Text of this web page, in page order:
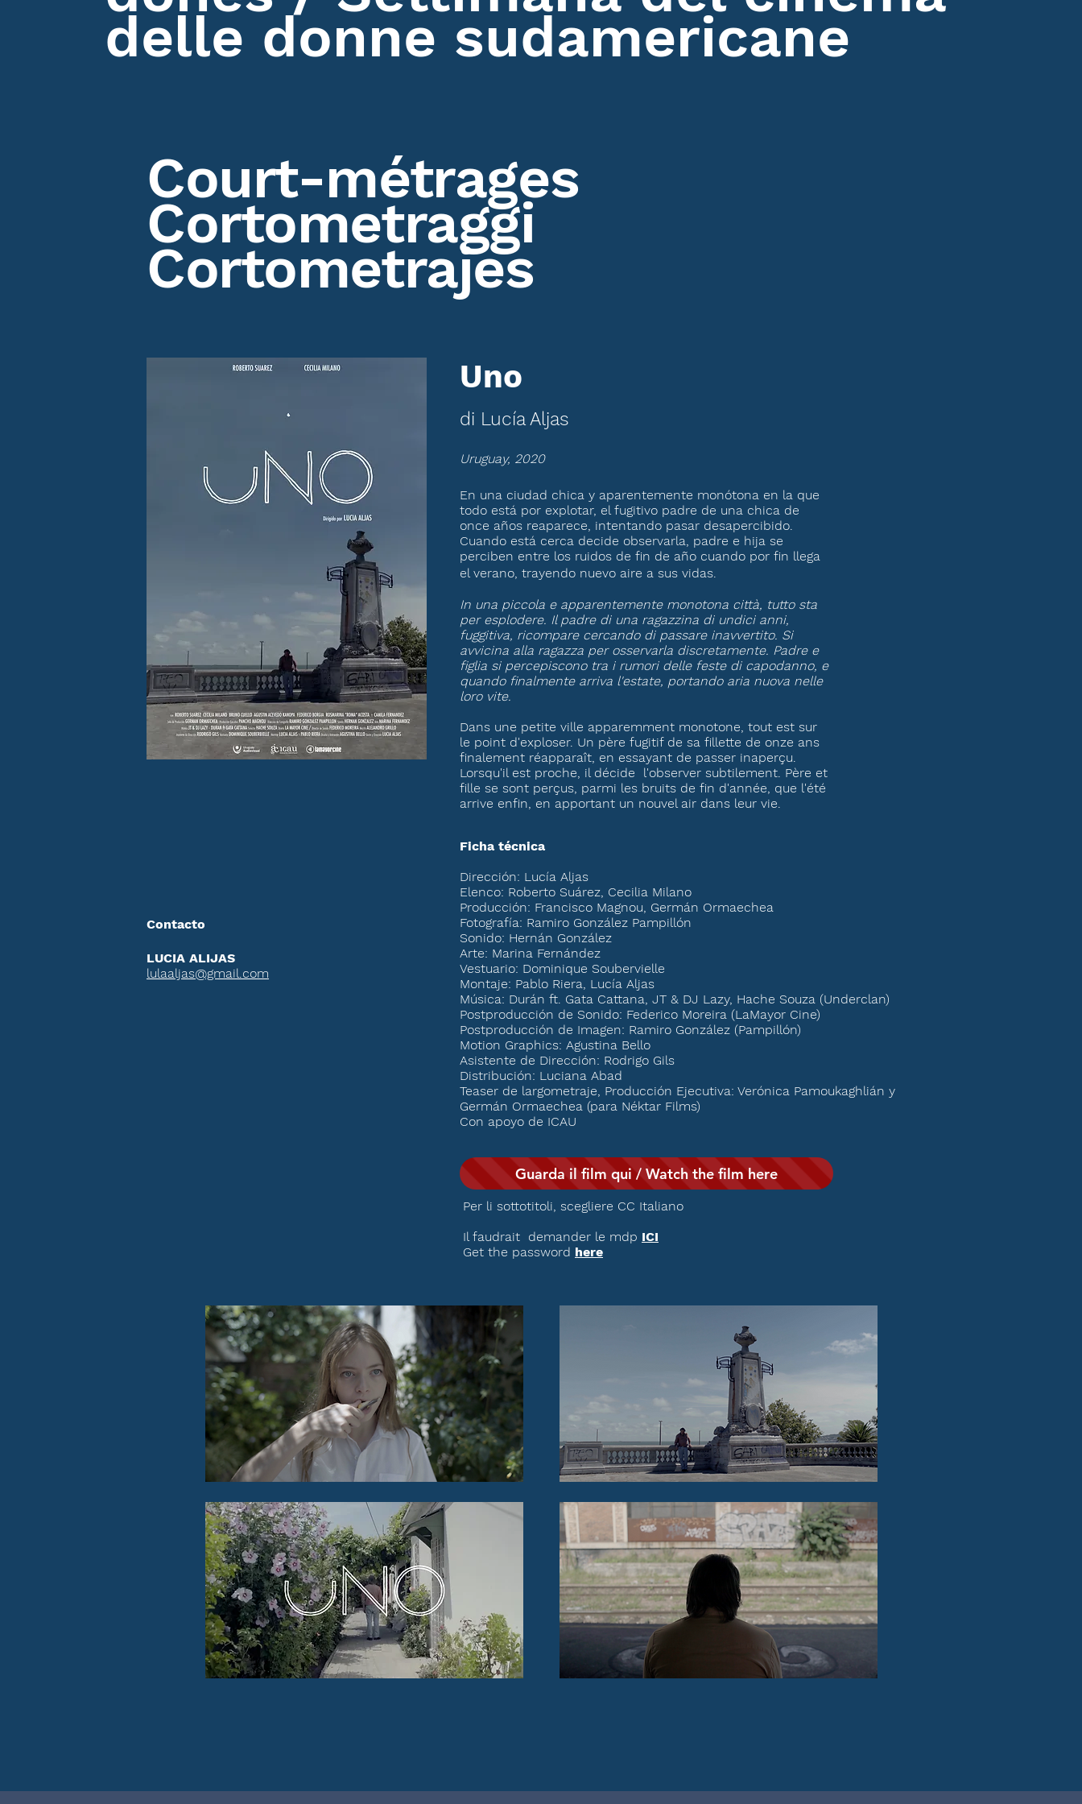
delle donne sudamericane
Court-métrages
Cortometraggi
Cortometrajes
Uno
di Lucía Aljas
Uruguay, 2020
En una ciudad chica y aparentemente monótona en la que
todo está por explotar, el fugitivo padre de una chica de
once años reaparece, intentando pasar desapercibido.
Cuando está cerca decide observarla, padre e hija se
perciben entre los ruidos de fin de año cuando por fin llega
el verano, trayendo nuevo aire a sus vidas.
In una piccola e apparentemente monotona città, tutto sta
per esplodere. Il padre di una ragazzina di undici anni,
fuggitiva, ricompare cercando di passare inavvertito. Si
avvicina alla ragazza per osservarla discretamente. Padre e
figlia si percepiscono tra i rumori delle feste di capodanno, e
quando finalmente arriva l'estate, portando aria nuova nelle
loro vite.
Dans une petite ville apparemment monotone, tout est sur
le point d'exploser. Un père fugitif de sa fillette de onze ans
finalement réapparaît, en essayant de passer inaperçu.
Lorsqu'il est proche, il décide l'observer subtilement. Père et
fille se sont perçus, parmi les bruits de fin d'année, que l'été
arrive enfin, en apportant un nouvel air dans leur vie.
Contacto
LUCIA ALIJAS
lulaaljas@gmail.com
Ficha técnica
Dirección: Lucía Aljas
Elenco: Roberto Suárez, Cecilia Milano
Producción: Francisco Magnou, Germán Ormaechea
Fotografía: Ramiro González Pampillón
Sonido: Hernán González
Arte: Marina Fernández
Vestuario: Dominique Soubervielle
Montaje: Pablo Riera, Lucía Aljas
Música: Durán ft. Gata Cattana, JT & DJ Lazy, Hache Souza (Underclan)
Postproducción de Sonido: Federico Moreira (LaMayor Cine)
Postproducción de Imagen: Ramiro González (Pampillón)
Motion Graphics: Agustina Bello
Asistente de Dirección: Rodrigo Gils
Distribución: Luciana Abad
Teaser de largometraje, Producción Ejecutiva: Verónica Pamoukaghlián y
Germán Ormaechea (para Néktar Films)
Con apoyo de ICAU
Guarda il film qui / Watch the film here
Per li sottotitoli, scegliere CC Italiano
Il faudrait demander le mdp ICI
Get the password here